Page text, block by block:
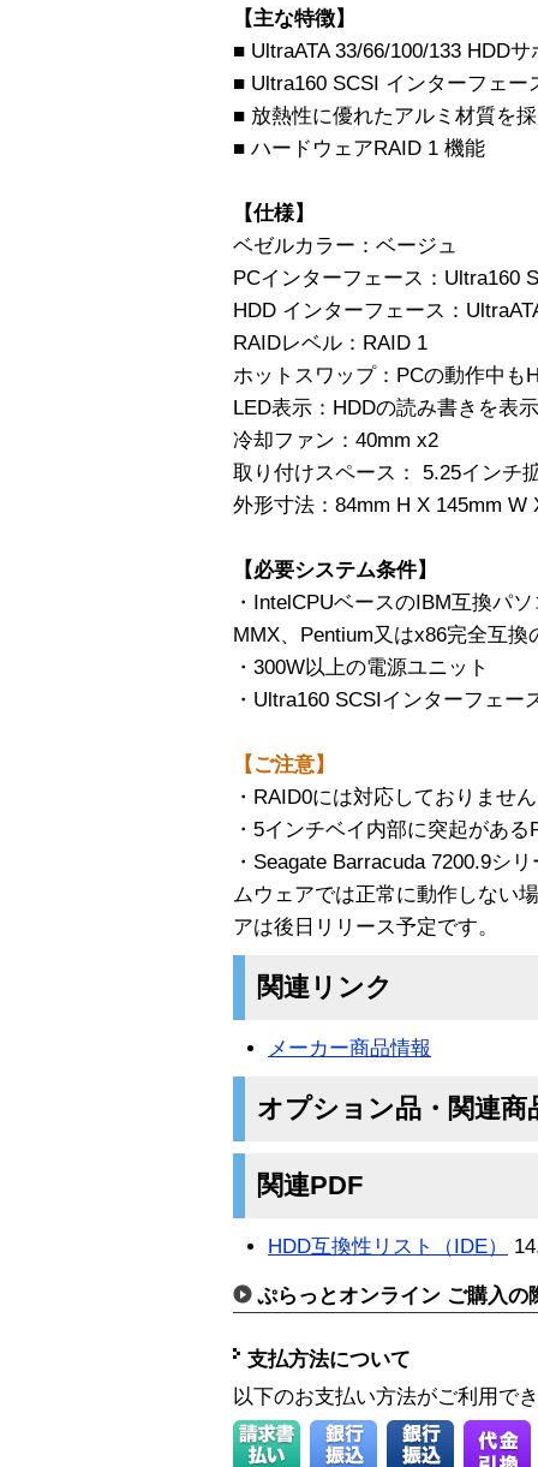
【主な特徴】
■ UltraATA 33/66/100/133 HDD
■ Ultra160 SCSI インターフェー
■ 放熱性に優れたアルミ材質を
■ ハードウェアRAID 1 機能
【仕様】
ベゼルカラー：ベージュ
PCインターフェース：Ultra160
HDD インターフェース：
RAIDレベル：RAID 1
ホットスワップ：PCの動作中も
LED表示：HDDの読み書きを表示
冷却ファン：40mm x2
取り付けスペース： 5.25インチ
外形寸法：84mm H X 145mm W
【必要システム条件】
・IntelCPUベースのIBM互換パ
MMX、Pentium又はx86完全互換
・300W以上の電源ユニット
・Ultra160 SCSIインターフェー
【ご注意】
・RAID0には対応しておりませ
・5インチベイ内部に突起があ
・Seagate Barracuda 7200.9シ
ムウェアでは正常に動作しない
アは後日リリース予定です。
関連リンク
メーカー商品情報
オプション品・関連商
関連PDF
HDD互換性リスト（IDE）
ぷらっとオンライン ご購入の
支払方法について
以下のお支払い方法がご利用で